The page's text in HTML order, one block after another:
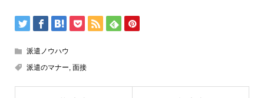
派遣ノウハウ
派遣のマナー, 面接